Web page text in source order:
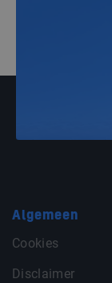
Algemeen
Cookies
Disclaimer